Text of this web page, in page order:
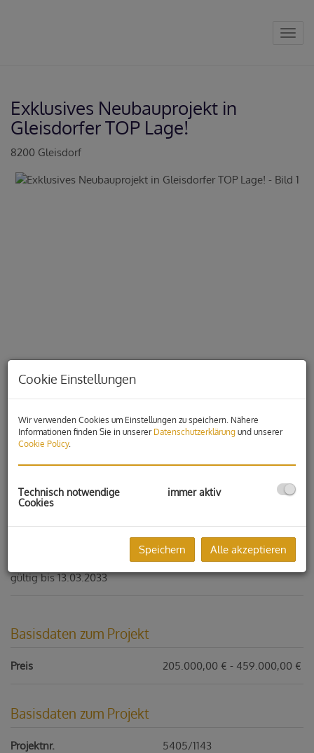
Exklusives Neubauprojekt in
Gleisdorfer TOP Lage!
8200 Gleisdorf
gültig bis 13.03.2033
Basisdaten zum Projekt
Preis 205.000,00 € - 459.000,00 €
Basisdaten zum Projekt
Projektnr.
5405/1143
Cookie Einstellungen
Wir verwenden Cookies um Einstellungen zu speichern. Nähere
Informationen finden Sie in unserer Datenschutzerklärung und unserer
Cookie Policy.
Technisch notwendige
Cookies
immer aktiv
Speichern Alle akzeptieren